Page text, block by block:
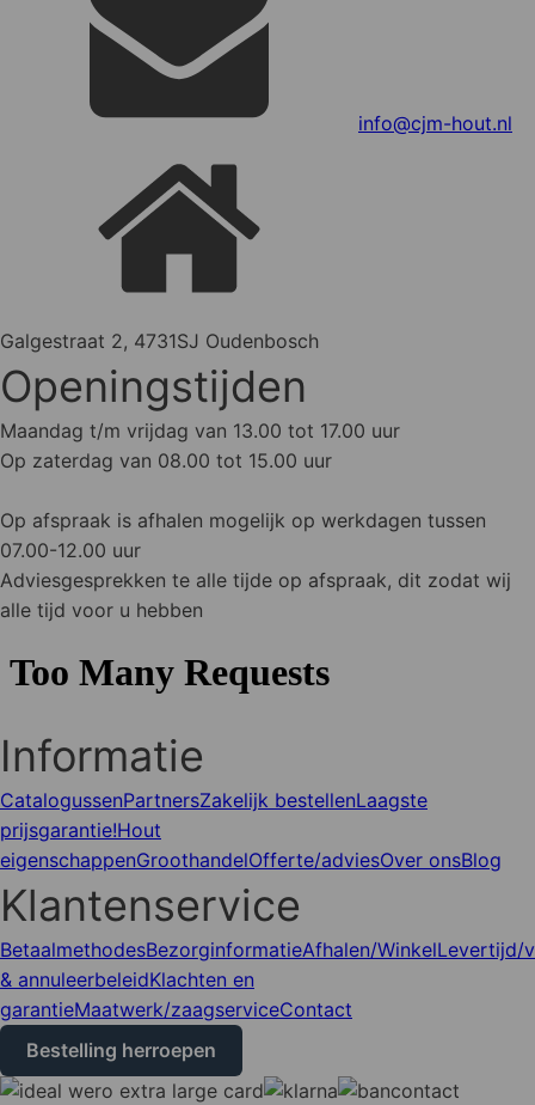
info@cjm-hout.nl
Galgestraat 2, 4731SJ Oudenbosch
Openingstijden
Maandag t/m vrijdag van 13.00 tot 17.00 uur
Op zaterdag van 08.00 tot 15.00 uur
Op afspraak is afhalen mogelijk op werkdagen tussen
07.00-12.00 uur
Adviesgesprekken te alle tijde op afspraak, dit zodat wij
alle tijd voor u hebben
Informatie
CatalogussenPartnersZakelijk bestellenLaagste
prijsgarantie!Hout
eigenschappenGroothandelOfferte/adviesOver onsBlog
Klantenservice
BetaalmethodesBezorginformatieAfhalen/WinkelLevertijd/
& annuleerbeleidKlachten en
garantieMaatwerk/zaagserviceContact
Bestelling herroepen